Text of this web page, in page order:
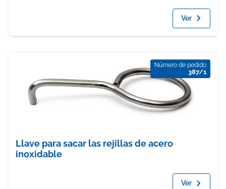
Ver
Número de pedido
387/1
Llave para sacar las rejillas de acero
inoxidable
Ver